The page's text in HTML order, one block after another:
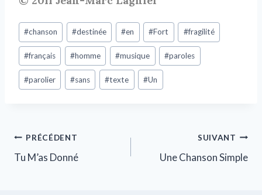
#chanson #destinée #en #Fort #fragilité
#français #homme #musique #paroles
#parolier #sans #texte #Un
PRÉCÉDENT
Tu M’as Donné
SUIVANT
Une Chanson Simple